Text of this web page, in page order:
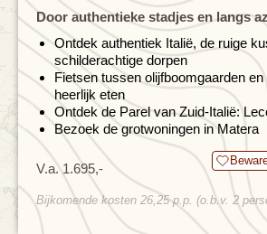
Door authentieke stadjes en langs
Ontdek authentiek Italië, de ruige
schilderachtige dorpen
Fietsen tussen olijfboomgaarden
heerlijk eten
Ontdek de Parel van Zuid-Italië:
Bezoek de grotwoningen in Matera
V.a. 1.695,-
Bijkomende kosten 26,25 p.p. (o.b.v. 2